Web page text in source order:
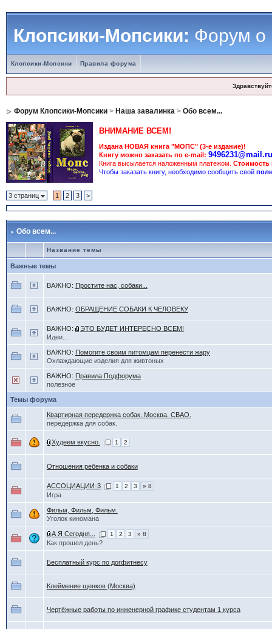
Клопсики-Мопсики:Форум о
Клопсики-Мопсики Правила форума
Форум Клопсики-Мопсики> Наша завалинка> Обо всем...
ВНИМАНИЕ ВСЕМ!
Издана НОВАЯ книга "МОПС" (3-е издание)!
Книгу можно заказать по e-mail: 9496231@mail.ru
Книга высылается наложенным платежом. Стоимость
Чтобы заказать книгу, необходимо сообщить свой
3 страниц 1 2 3 >
Обо всем...
Название темы
Важные темы
ВАЖНО: Простите нас, собаки...
ВАЖНО: ОБРАЩЕНИЕ СОБАКИ К ЧЕЛОВЕКУ
ВАЖНО:
ЭТО БУДЕТ ИНТЕРЕСНО ВСЕМ!
Идеи...
ВАЖНО: Помогите своим питомцам перенести жару
Охлаждающие изделия для живтоных
ВАЖНО: Правила Подфорума
полезное
Темы форума
Квартирная передержка собак. Москва. СВАО.
передержка для собак.
Худеем вкусно. 1 2
Отношения ребенка и собаки
АССОЦИАЦИИ-3 1 2 3 » 8
Игра
Фильм, Фильм, Фильм.
Уголок киномана
А Я Сегодня... 1 2 3 » 8
Как прошел день?
Бесплатный курс по догфитнесу
Клеймение щенков (Москва)
Чертёжные работы по инженерной графике студентам 1 курса